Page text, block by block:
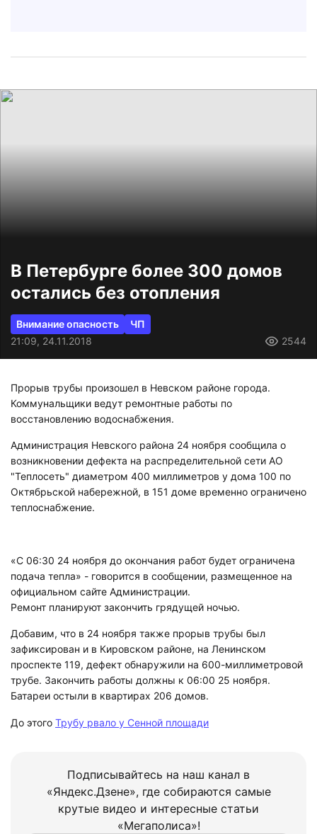
В Петербурге более 300 домов
остались без отопления
Внимание опасность
ЧП
21:09, 24.11.2018
2544
Прорыв трубы произошел в Невском районе города.
Коммунальщики ведут ремонтные работы по
восстановлению водоснабжения.
Администрация Невского района 24 ноября сообщила о
возникновении дефекта на распределительной сети АО
"Теплосеть" диаметром 400 миллиметров у дома 100 по
Октябрьской набережной, в 151 доме временно ограничено
теплоснабжение.
«С 06:30 24 ноября до окончания работ будет ограничена
подача тепла» - говорится в сообщении, размещенное на
официальном сайте Администрации.
Ремонт планируют закончить грядущей ночью.
Добавим, что в 24 ноября также прорыв трубы был
зафиксирован и в Кировском районе, на Ленинском
проспекте 119, дефект обнаружили на 600-миллиметровой
трубе. Закончить работы должны к 06:00 25 ноября.
Батареи остыли в квартирах 206 домов.
До этого Трубу рвало у Сенной площади
Подписывайтесь на наш канал в
«Яндекс.Дзене», где собираются самые
крутые видео и интересные статьи
«Мегаполиса»!